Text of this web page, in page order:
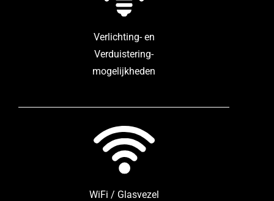
Verlichting- en
Verduistering-
mogelijkheden
WiFi / Glasvezel